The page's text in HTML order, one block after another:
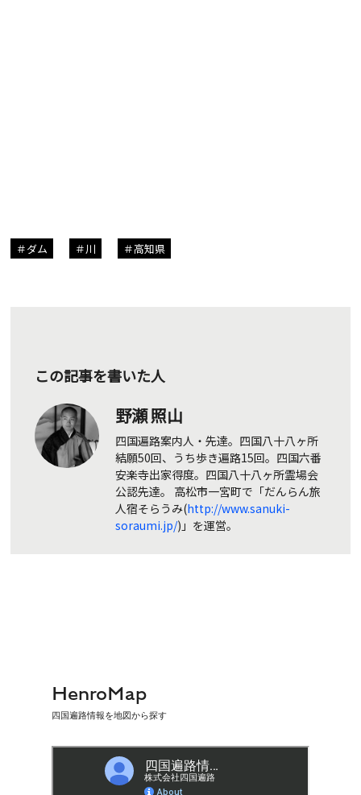
ダム 川 高知県
この記事を書いた人
野瀬 照山
四国遍路案内人・先達。四国八十八ヶ所
結願50回、うち歩き遍路15回。四国六番
安楽寺出家得度。四国八十八ヶ所霊場会
公認先達。 高松市一宮町で「だんらん旅
人宿そらうみ(http://www.sanuki-
soraumi.jp/)」を運営。
HenroMap
四国遍路情報を地図から探す